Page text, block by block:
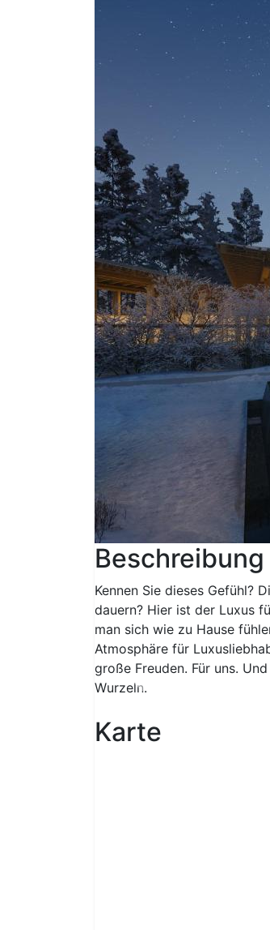
Previous
Beschreibung
Kennen Sie dieses Gefühl?
dauern? Hier ist der Luxus
man sich wie zu Hause
Atmosphäre für
große Freuden. Für uns.
Wurzeln.
Karte